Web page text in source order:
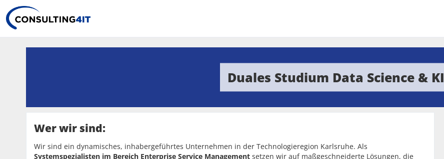
Duales Studium Data Science & KI
Wer wir sind:
Wir sind ein dynamisches, inhabergeführtes Unternehmen in der Technologieregion Karlsruhe. Als
Systemspezialisten im Bereich Enterprise Service Management setzen wir auf maßgeschneiderte Lösungen, die